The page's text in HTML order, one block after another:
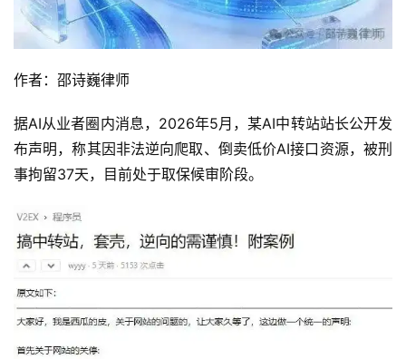
作者：邵诗巍律师
据AI从业者圈内消息，2026年5月，某AI中转站站长公开发
布声明，称其因非法逆向爬取、倒卖低价AI接口资源，被刑
事拘留37天，目前处于取保候审阶段。